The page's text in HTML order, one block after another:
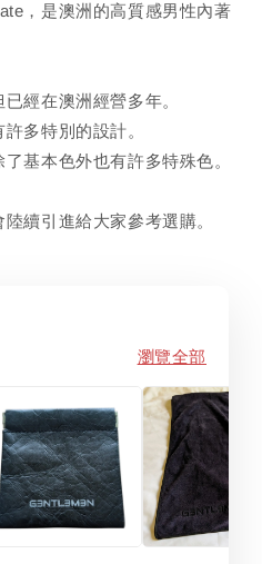
，是澳洲的高質感男性內著
經在澳洲經營多年。
多特別的設計。
基本色外也有許多特殊色。
續引進給大家參考選購。
瀏覽全部